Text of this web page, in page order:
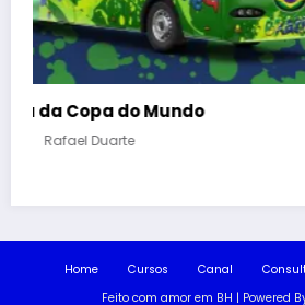
7 razões para privatizar os
Cursos Canal